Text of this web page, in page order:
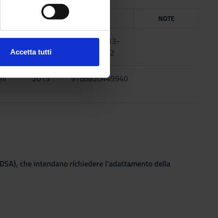
che hai fornito loro o
Accetta tutti
ANNO NOTE
2007
978-88-13-
27326-2
2013 9788820449940
che intendano richiedere l'adattamento della